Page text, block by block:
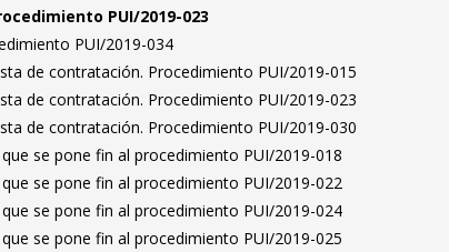
PUI/2019-023
PUI/2019-034
de contratación. Procedimiento PUI/2019-015
de contratación. Procedimiento PUI/2019-023
de contratación. Procedimiento PUI/2019-030
se pone fin al procedimiento PUI/2019-018
se pone fin al procedimiento PUI/2019-022
se pone fin al procedimiento PUI/2019-024
se pone fin al procedimiento PUI/2019-025